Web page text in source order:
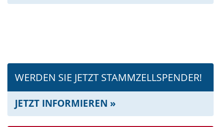
WERDEN SIE JETZT STAMMZELL­SPENDER!
JETZT INFORMIEREN »